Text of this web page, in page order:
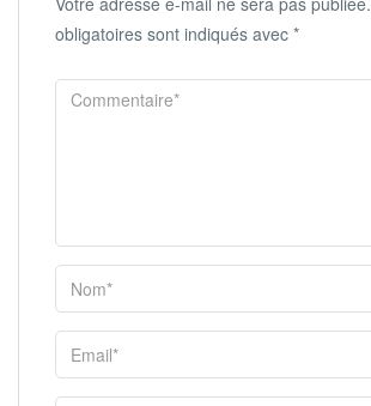
obligatoires sont indiqués avec *